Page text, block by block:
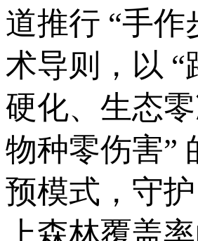
道推行 “手作
术导则，以 “
硬化、生态零
物种零伤害”
预模式，守